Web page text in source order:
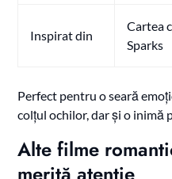
Inspirat din
Cartea
Sparks
Perfect pentru o seară
colțul ochilor, dar și o inimă
Alte filme